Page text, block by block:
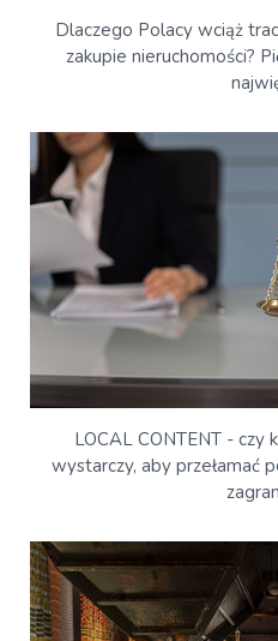
Dlaczego Polacy wciąż
zakupie nieruchomości?
LOCAL CONTENT - czy
wystarczy, aby przełamać